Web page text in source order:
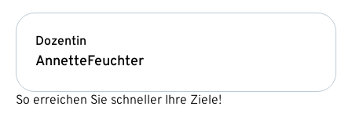
Dozentin
AnnetteFeuchter
So erreichen Sie schneller Ihre Ziele!